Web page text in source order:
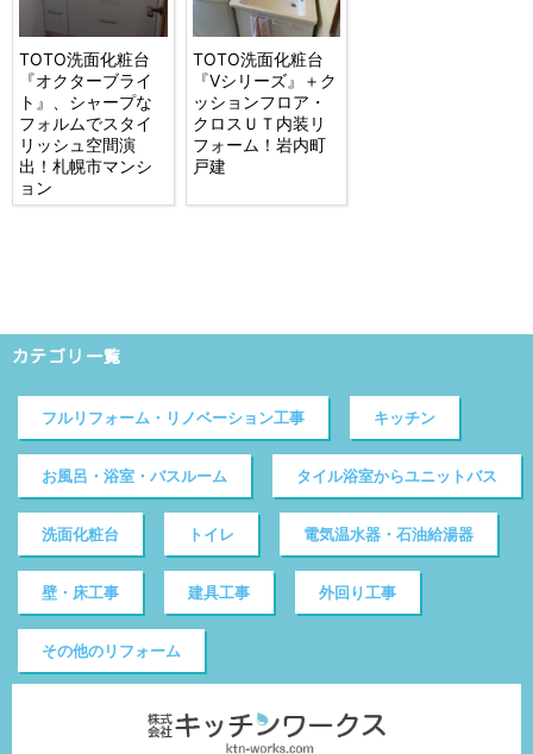
TOTO洗面化粧台
『オクターブライ
ト』、シャープな
フォルムでスタイ
リッシュ空間演
出！札幌市マンシ
ョン
TOTO洗面化粧台
『Vシリーズ』＋ク
ッションフロア・
クロスＵＴ内装リ
フォーム！岩内町
戸建
カテゴリ一覧
フルリフォーム・リノベーション工事 キッチン
お風呂・浴室・バスルーム タイル浴室からユニットバス
洗面化粧台 トイレ 電気温水器・石油給湯器
壁・床工事 建具工事 外回り工事
その他のリフォーム